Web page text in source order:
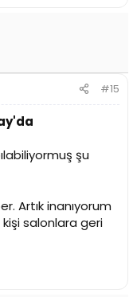
#15
şu
Artık inanıyorum
salonlara geri